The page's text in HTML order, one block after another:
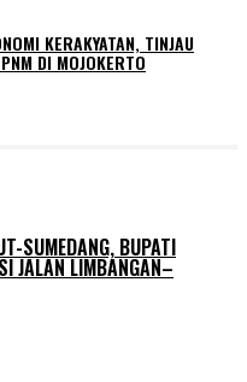
KERAKYATAN, TINJAU
DI MOJOKERTO
SUMEDANG, BUPATI
JALAN LIMBANGAN–